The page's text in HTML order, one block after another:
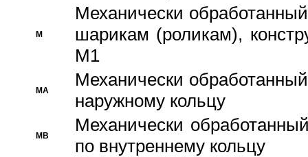
M
Механически
шарикам (роликам),
M1
MA
Механически
наружному кольцу
MB
Механически
по внутреннему кольцу